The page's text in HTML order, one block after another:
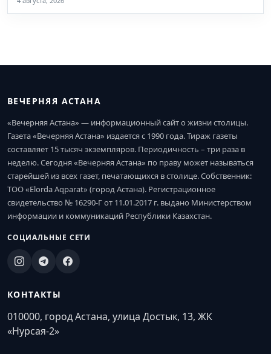
ВЕЧЕРНЯЯ АСТАНА
«Вечерняя Астана» — информационный сайт о жизни столицы.
Газета «Вечерняя Астана» издается с 1990 года. Тираж газеты
составляет 15 тысяч экземпляров. Периодичность – три раза в
неделю. Сегодня «Вечерняя Астана» по праву может называться
старейшей из всех газет, печатающихся в столице. Собственник:
ТОО «Elorda Aqparat» (город Астана). Регистрационное
свидетельство № 16290-Г от 11.01.2017 г. выдано Министерством
информации и коммуникаций Республики Казахстан.
СОЦИАЛЬНЫЕ СЕТИ
КОНТАКТЫ
010000, город Астана, улица Достык, 13, ЖК
«Нурсая-2»